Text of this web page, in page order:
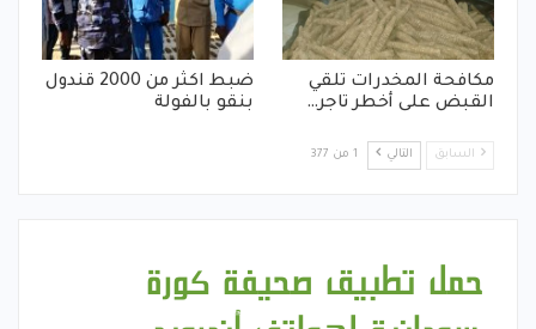
مكافحة المخدرات تلقي
القبض على أخطر تاجر…
ضبط اكثر من 2000 قندول
بنقو بالفولة
السابق التالي 1 من 377